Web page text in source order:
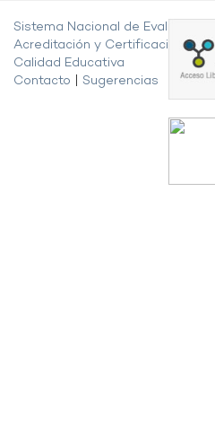
Sistema Nacional de Evaluación,
Acreditación y Certificación de la
Calidad Educativa
Contacto
Sugerencias